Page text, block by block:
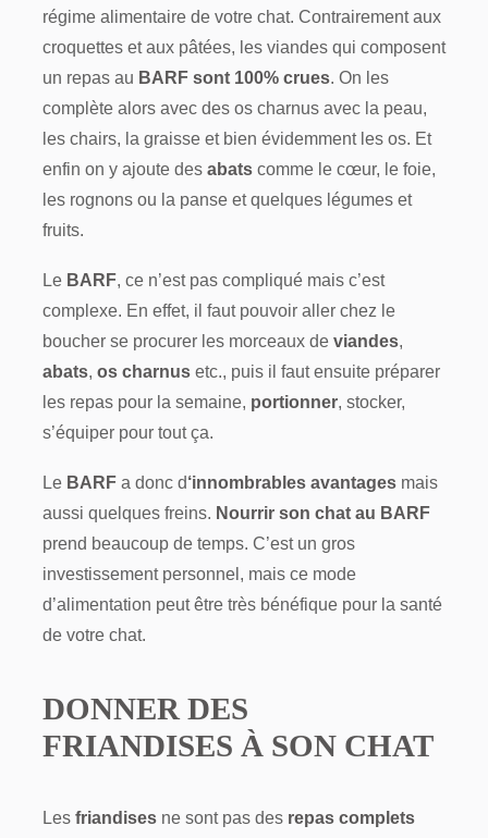
régime alimentaire de votre chat. Contrairement aux
croquettes et aux pâtées, les viandes qui composent
un repas au BARF sont 100% crues. On les
complète alors avec des os charnus avec la peau,
les chairs, la graisse et bien évidemment les os. Et
enfin on y ajoute des abats comme le cœur, le foie,
les rognons ou la panse et quelques légumes et
fruits.
Le BARF, ce n’est pas compliqué mais c’est
complexe. En effet, il faut pouvoir aller chez le
boucher se procurer les morceaux de viandes,
abats, os charnus etc., puis il faut ensuite préparer
les repas pour la semaine, portionner, stocker,
s’équiper pour tout ça.
Le BARF a donc d‘innombrables avantages mais
aussi quelques freins. Nourrir son chat au BARF
prend beaucoup de temps. C’est un gros
investissement personnel, mais ce mode
d’alimentation peut être très bénéfique pour la santé
de votre chat.
DONNER DES
FRIANDISES À SON CHAT
Les friandises ne sont pas des repas complets